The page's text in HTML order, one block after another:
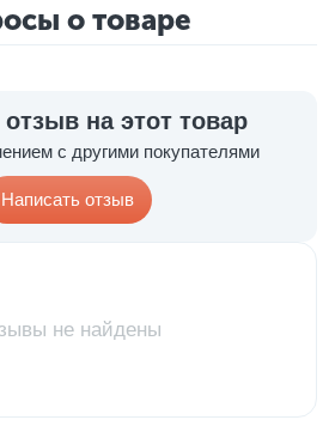
о товаре
на этот товар
с другими покупателями
Написать отзыв
не найдены